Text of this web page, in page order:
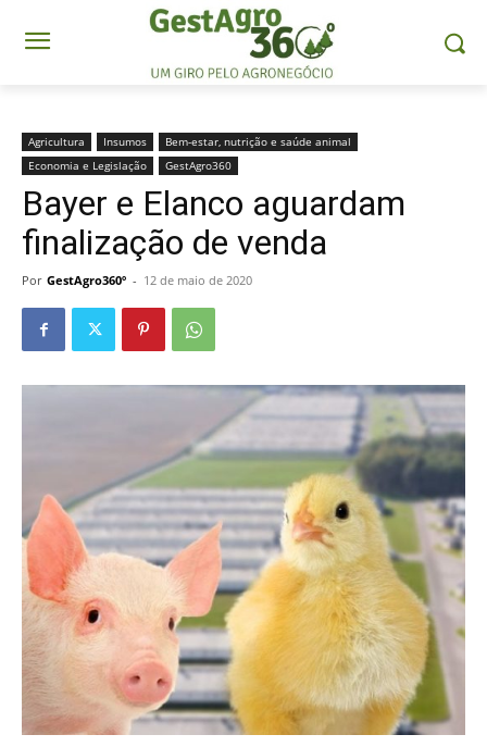
Agricultura Insumos
Bem-estar, nutrição e saúde animal
Economia e Legislação
GestAgro360
Bayer e Elanco aguardam
finalização de venda
Por GestAgro360º - 12 de maio de 2020